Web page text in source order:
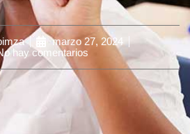
marzo 27, 2024
hay comentarios